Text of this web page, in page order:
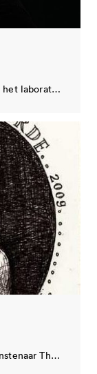
De functie van festival nieuwe media wordt vervuld door STRP. Hieronder vind je het activiteitenplan…
De Fabriek (1980) wil kunstenaars de ideale voorwaarden bieden voor hun projecten en bijdragen aan…
Choreografe Leonie van Andel werkt in het laboratorium van thinX aan haar ontwikkeling als urban…
Jeroen Schellekens wil Eindhovense kunstenaar Theo van de Goor bekender maken bij het publiek. Dit…